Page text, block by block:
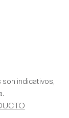
indicativos,